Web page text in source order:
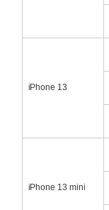
iPhone 13
iPhone 13 mini